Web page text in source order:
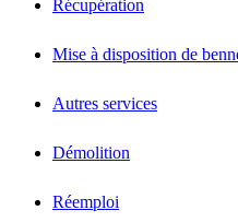
Récupération
Mise à disposition de
Autres services
Démolition
Réemploi